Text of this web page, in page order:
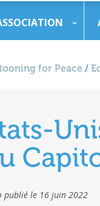
for Peace /
publié le 16 juin 2022